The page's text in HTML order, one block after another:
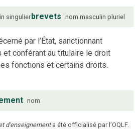
singulierbrevets nom masculin pluriel
par l’État, sanctionnant
et conférant au titulaire le droit
fonctions et certains droits.
nom
d'enseignement a été officialisé par l’OQLF.